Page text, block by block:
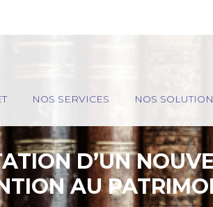
NOS SERVICES NOS
D’UN
AU